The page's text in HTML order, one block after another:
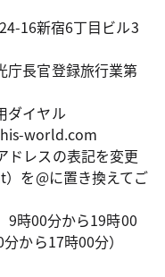
16新宿6丁目ビル3
庁長官登録旅行業第
ダイヤル
world.com
ドレスの表記を変更
を@に置き換えてご
9時00分から19時00
から17時00分）